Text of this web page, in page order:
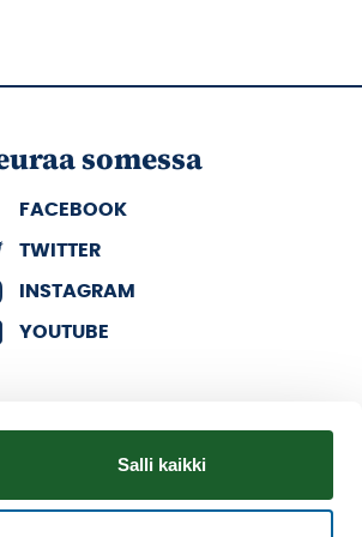
Salli kaikki
somessa
FACEBOOK
TWITTER
INSTAGRAM
YOUTUBE